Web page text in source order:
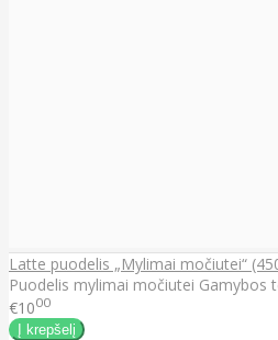
Latte puodelis „Mylimai močiutei“
Puodelis mylimai močiutei Gamybos
€1000